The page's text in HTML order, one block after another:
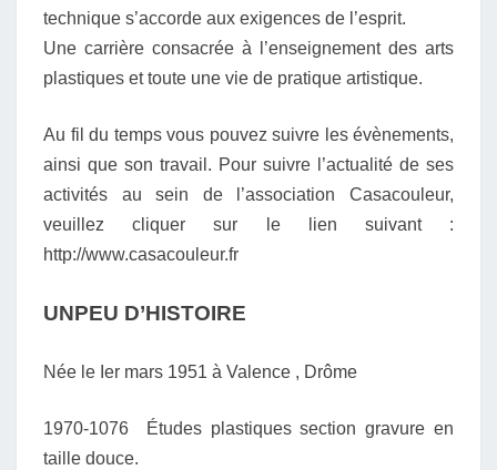
technique s’accorde aux exigences de l’esprit.
Une carrière consacrée à l’enseignement des arts
plastiques et toute une vie de pratique artistique.
Au fil du temps vous pouvez suivre les évènements,
ainsi que son travail. Pour suivre l’actualité de ses
activités au sein de l’association Casacouleur,
veuillez cliquer sur le lien suivant :
http://www.casacouleur.fr
UNPEU D’HISTOIRE
Née le Ier mars 1951 à Valence , Drôme
1970-1076 Études plastiques section gravure en
taille douce.